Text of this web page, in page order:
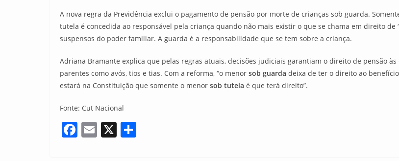
A nova regra da Previdência exclui o pagamento de pensão por morte de crianças sob guarda.
tutela é concedida ao responsável pela criança quando não mais existir o que se chama em direito
suspensos do poder familiar. A guarda é a responsabilidade que se tem sobre a criança.
Adriana Bramante explica que pelas regras atuais, decisões judiciais garantiam o direito de pensão às
parentes como avós, tios e tias. Com a reforma, “o menor sob guarda deixa de ter o direito ao
estará na Constituição que somente o menor sob tutela é que terá direito”.
Fonte: Cut Nacional
F E X